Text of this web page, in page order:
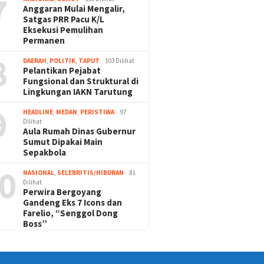
Anggaran Mulai Mengalir,
Satgas PRR Pacu K/L
Eksekusi Pemulihan
Permanen
DAERAH, POLITIK, TAPUT 103 Dilihat
Pelantikan Pejabat
Fungsional dan Struktural di
Lingkungan IAKN Tarutung
HEADLINE, MEDAN, PERISTIWA
97
Dilihat
Aula Rumah Dinas Gubernur
Sumut Dipakai Main
Sepakbola
NASIONAL, SELEBRITIS/HIBURAN
81
Dilihat
Perwira Bergoyang
Gandeng Eks 7 Icons dan
Farelio, “Senggol Dong
Boss”